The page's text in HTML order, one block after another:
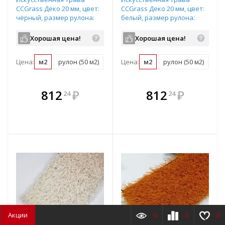
CCGrass Деко 20 мм, цвет:
чёрный, размер рулона:
Хорошая цена!
Цена: м2 рулон (50 м2)
812 24 ₽
В комплекте
всегда выгоднее!
CCGrass Деко 20 мм, цвет:
белый, размер рулона:
Хорошая цена!
Цена: м2 рулон (50 м2)
В комплекте
всегда выгоднее!
812 24 ₽
Акции 0 0 0